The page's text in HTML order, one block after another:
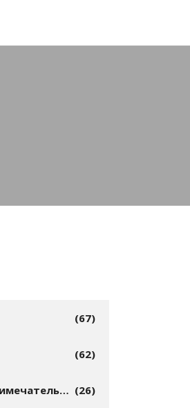
(67)
(62)
Экскурсии и достопримечательности (26)